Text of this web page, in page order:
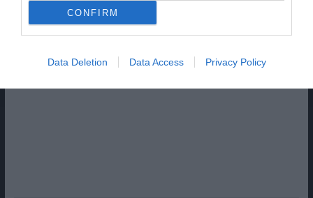
CONFIRM
Data Deletion Data Access Privacy Policy